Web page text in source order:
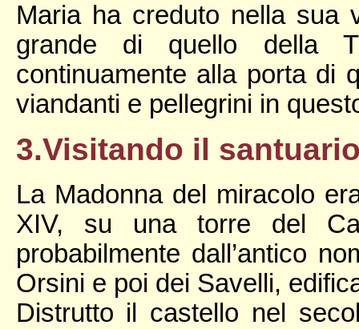
Maria ha creduto nella sua
grande di quello della
continuamente alla porta di
viandanti e pellegrini in
3.Visitando il
La Madonna del miracolo
XIV, su una torre del
probabilmente dall’antico
Orsini e poi dei Savelli,
Distrutto il castello nel